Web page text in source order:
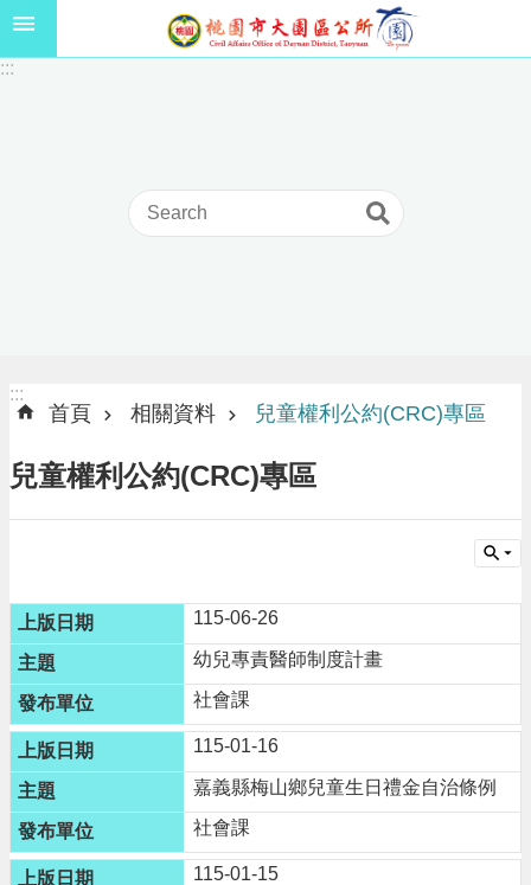
跳到主要內容區塊
1
獎
學
線
場
回
饋
金
醫
療
保
健
費
線
上
:::
:::
:::
首頁 相關資料 兒童權利公約(CRC)專區
兒童權利公約(CRC)專區
115-06-26
幼兒專責醫師制度計畫
社會課
115-01-16
嘉義縣梅山鄉兒童生日禮金自治條例
社會課
115-01-15